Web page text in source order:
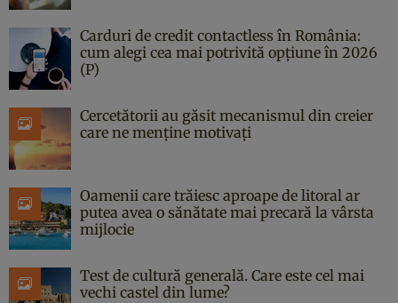
Carduri de credit contactless în România:
cum alegi cea mai potrivită opțiune în 2026
(P)
Cercetătorii au găsit mecanismul din creier
care ne menține motivați
Oamenii care trăiesc aproape de litoral ar
putea avea o sănătate mai precară la vârsta
mijlocie
Test de cultură generală. Care este cel mai
vechi castel din lume?